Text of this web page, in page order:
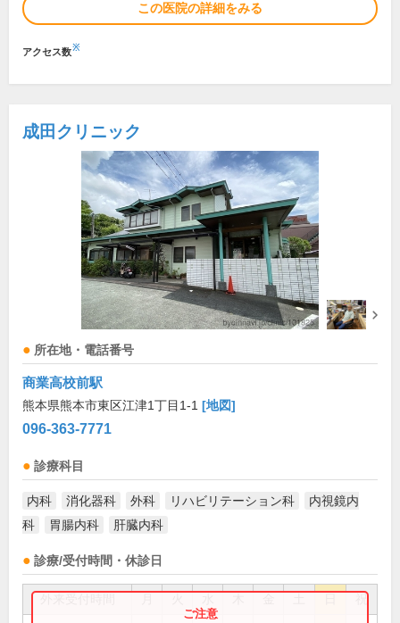
この医院の詳細をみる
アクセス数※
成田クリニック
所在地・電話番号
商業高校前駅
熊本県熊本市東区江津1丁目1-1 [地図]
096-363-7771
診療科目
内科 消化器科 外科 リハビリテーション科
内視鏡内
科
胃腸内科 肝臓内科
診療/受付時間・休診日
祝